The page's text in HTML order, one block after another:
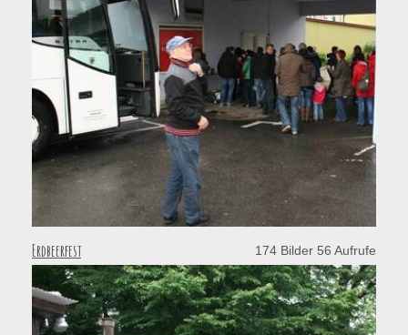
Erdbeerfest 174 Bilder 56 Aufrufe